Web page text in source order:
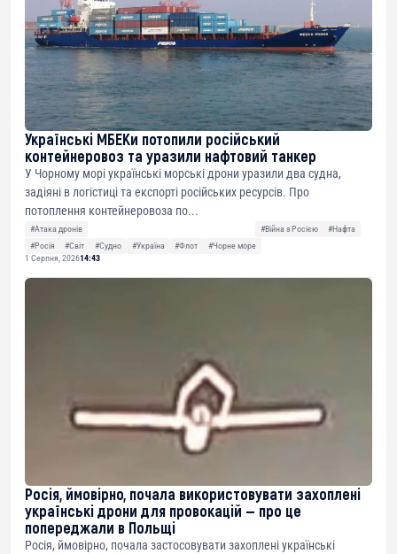
Українські МБЕКи потопили російський
контейнеровоз та уразили нафтовий танкер
У Чорному морі українські морські дрони уразили два судна,
задіяні в логістиці та експорті російських ресурсів. Про
потоплення контейнеровоза по...
#Атака дронів #Війна з Росією
#Нафта
#Росія
#Світ #Судно #Україна #Флот
#Чорне море
1 Серпня, 202614:43
Росія, ймовірно, почала використовувати захоплені
українські дрони для провокацій — про це
попереджали в Польщі
Росія, ймовірно, почала застосовувати захоплені українські